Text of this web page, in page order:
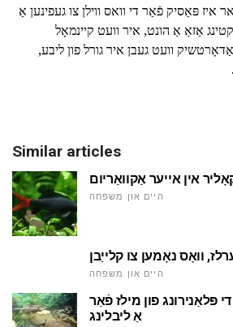
איז פּאַסיק פֿאַר די וואס ווילן צו געפינען אַ
אַזאַ אַ הונט, איר וועט קיינמאָל
וועט געבן איר גורל פון ליבע,
Similar articles
אין אייער אַקוואַריום
היים און משפּחה
וואָס נאָמען צו קלייַבן
היים און משפּחה
פּלאַנירונג פון מילז פֿאַר
אַ ליבלינג